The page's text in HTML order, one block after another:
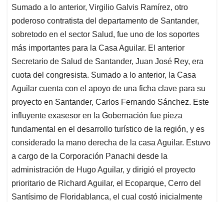
Sumado a lo anterior, Virgilio Galvis Ramírez, otro
poderoso contratista del departamento de Santander,
sobretodo en el sector Salud, fue uno de los soportes
más importantes para la Casa Aguilar. El anterior
Secretario de Salud de Santander, Juan José Rey, era
cuota del congresista. Sumado a lo anterior, la Casa
Aguilar cuenta con el apoyo de una ficha clave para su
proyecto en Santander, Carlos Fernando Sánchez. Este
influyente exasesor en la Gobernación fue pieza
fundamental en el desarrollo turístico de la región, y es
considerado la mano derecha de la casa Aguilar. Estuvo
a cargo de la Corporación Panachi desde la
administración de Hugo Aguilar, y dirigió el proyecto
prioritario de Richard Aguilar, el Ecoparque, Cerro del
Santísimo de Floridablanca, el cual costó inicialmente